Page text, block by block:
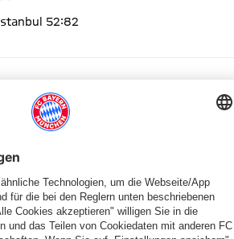
52:82
ALTERNATIVE ZUR DAUERKARTE
PRESEASON
Teampräsentation
KADERUPDATE
Miles
GEBURTSTAGE
Happy
SPIELERPROFIL
Miles